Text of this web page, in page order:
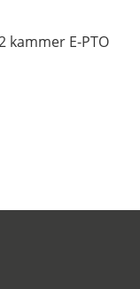
kammer E-PTO